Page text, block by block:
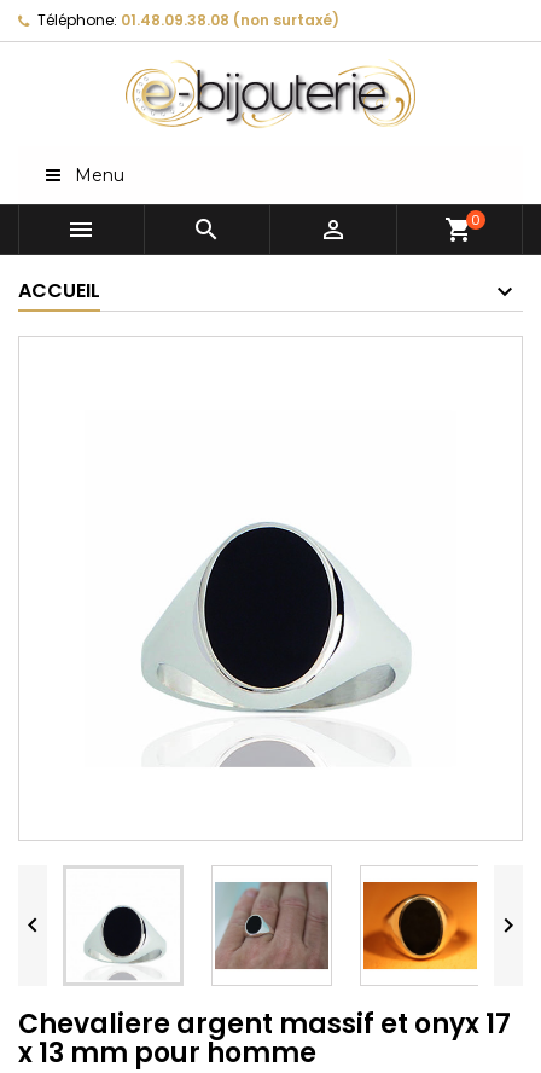
Téléphone: 01.48.09.38.08 (non surtaxé)
Menu
   shopping_cart0
ACCUEIL
 
Chevaliere argent massif et onyx 17
x 13 mm pour homme